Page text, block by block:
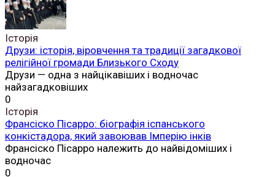
Історія
Друзи: історія, віровчення та традиції загадкової
релігійної громади Близького Сходу
Друзи — одна з найцікавіших і водночас
найзагадковіших
0
Історія
Франсіско Пісарро: біографія іспанського
конкістадора, який завоював Імперію інків
Франсіско Пісарро належить до найвідоміших і
водночас
0